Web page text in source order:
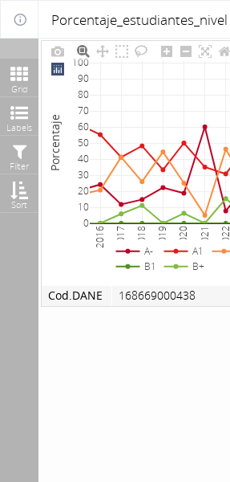
Porcentaje_estudiantes_nivel
Grid
Labels
Filter
Sort
2016 2017 2018 2019 2020 2021 2022
0
10
20
30
40
50
60
70
80
90
100
A- A1
B1
B+
Porcentaje
Cod.DANE 168669000438